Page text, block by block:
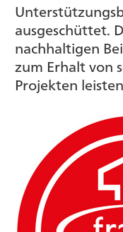
ausgeschüttet.
nachhaltigen
zum Erhalt von
Projekten